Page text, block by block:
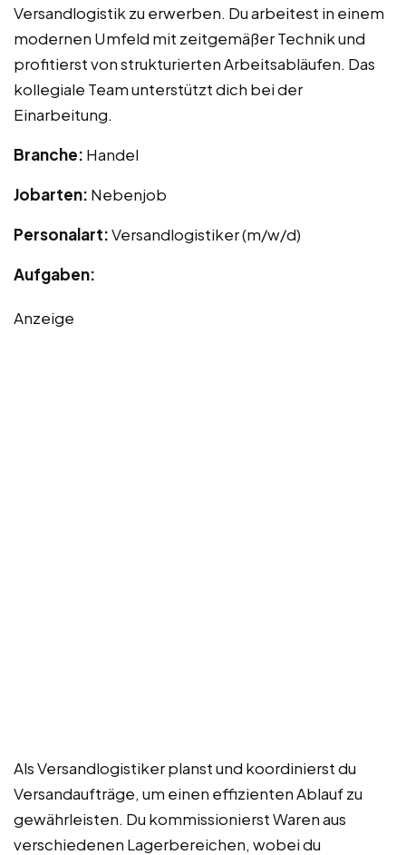
Versandlogistik zu erwerben. Du arbeitest in einem
modernen Umfeld mit zeitgemäßer Technik und
profitierst von strukturierten Arbeitsabläufen. Das
kollegiale Team unterstützt dich bei der
Einarbeitung.
Branche: Handel
Jobarten: Nebenjob
Personalart:Versandlogistiker (m/w/d)
Aufgaben:
Anzeige
Als Versandlogistiker planst und koordinierst du
Versandaufträge, um einen effizienten Ablauf zu
gewährleisten. Du kommissionierst Waren aus
verschiedenen Lagerbereichen, wobei du